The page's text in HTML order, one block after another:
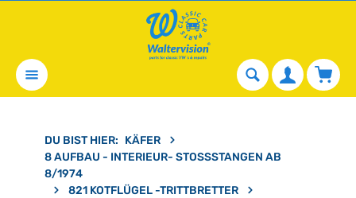
DU BIST HIER: KÄFER
8 AUFBAU - INTERIEUR- STOSSSTANGEN AB 8
/1974
821 KOTFLÜGEL -TRITTBRETTER